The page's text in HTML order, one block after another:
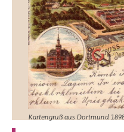
Kartengruß aus Dortmund